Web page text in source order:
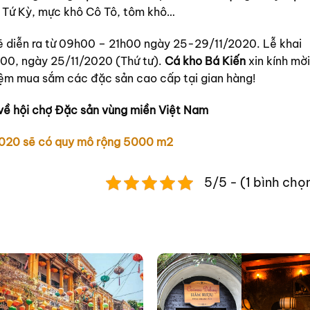
Kỳ, mực khô Cô Tô, tôm khô…
diễn ra từ 09h00 – 21h00 ngày 25-29/11/2020. Lễ khai
ngày 25/11/2020 (Thứ tư). Cá kho Bá Kiến xin kính mời
mua sắm các đặc sản cao cấp tại gian hàng!
hội chợ Đặc sản vùng miền Việt Nam
sẽ có quy mô rộng 5000 m2
5/5 - (1 bình